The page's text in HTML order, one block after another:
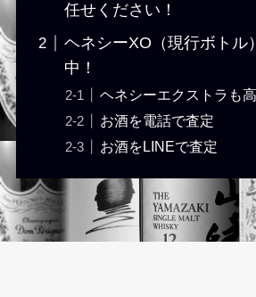
任せください！
ヘネシーXO（現行ボトル
中！
ヘネシーエクストラも
お酒を電話で査定
お酒をLINEで査定